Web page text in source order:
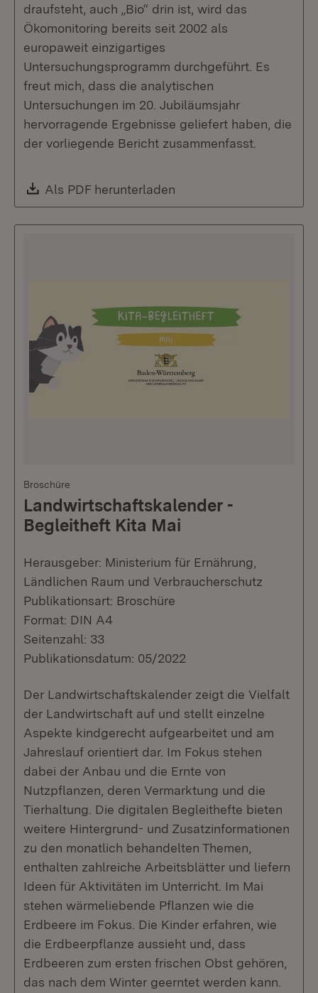
draufsteht, auch „Bio“ drin ist, wird das
Ökomonitoring bereits seit 2002 als
europaweit einzigartiges
Untersuchungsprogramm durchgeführt. Es
freut mich, dass die analytischen
Untersuchungen im 20. Jubiläumsjahr
hervorragende Ergebnisse geliefert haben, die
der vorliegende Bericht zusammenfasst.
Download:
Als PDF herunterladen
Broschüre
Landwirtschaftskalender -
Begleitheft Kita Mai
Herausgeber: Ministerium für Ernährung,
Ländlichen Raum und Verbraucherschutz
Publikationsart: Broschüre
Format: DIN A4
Seitenzahl: 33
Publikationsdatum: 05/2022
Der Landwirtschaftskalender zeigt die Vielfalt
der Landwirtschaft auf und stellt einzelne
Aspekte kindgerecht aufgearbeitet und am
Jahreslauf orientiert dar. Im Fokus stehen
dabei der Anbau und die Ernte von
Nutzpflanzen, deren Vermarktung und die
Tierhaltung. Die digitalen Begleithefte bieten
weitere Hintergrund- und Zusatzinformationen
zu den monatlich behandelten Themen,
enthalten zahlreiche Arbeitsblätter und liefern
Ideen für Aktivitäten im Unterricht. Im Mai
stehen wärmeliebende Pflanzen wie die
Erdbeere im Fokus. Die Kinder erfahren, wie
die Erdbeerpflanze aussieht und, dass
Erdbeeren zum ersten frischen Obst gehören,
das nach dem Winter geerntet werden kann.